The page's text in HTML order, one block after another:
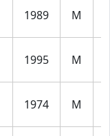
1989 M
1995 M
1974 M